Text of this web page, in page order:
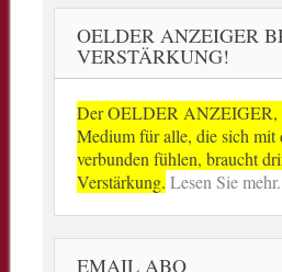
OELDER ANZEIGER
VERSTÄRKUNG!
Der OELDER ANZEIGER,
Medium für alle, die sich mit
verbunden fühlen, braucht
Verstärkung. Lesen Sie
EMAIL ABO